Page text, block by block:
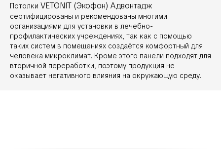
Потолки VETONIT (Экофон) Адвонтадж
сертифицированы и рекомендованы многими
организациями для установки в лечебно-
профилактических учреждениях, так как с помощью
таких систем в помещениях создаётся комфортный для
человека микроклимат. Кроме этого панели подходят для
вторичной переработки, поэтому продукция не
оказывает негативного влияния на окружающую среду.